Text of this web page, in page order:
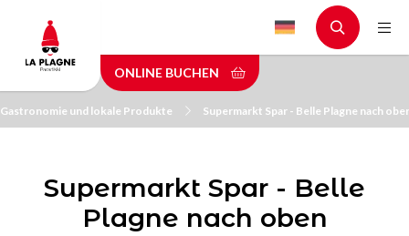
main
content
ONLINE BUCHEN
Gastronomie und lokale Produkte Supermarkt Spar - Belle Plagne nach
Supermarkt Spar - Belle
Plagne nach oben